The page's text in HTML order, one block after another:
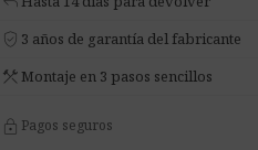
Acústico
Pro.Felt
T.3
1,44
verified_user 3 años de garantía del fabricante
construction Montaje en 3 pasos sencillos
lock Pagos seguros